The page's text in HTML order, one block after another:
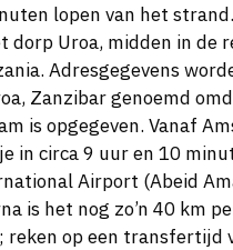
lopen van het
dorp Uroa, midden in de
Adresgegevens
Zanzibar genoemd
is opgegeven. Vanaf
in circa 9 uur en 10
Airport (Abeid
is het nog zo’n 40 km
reken op een transfertijd